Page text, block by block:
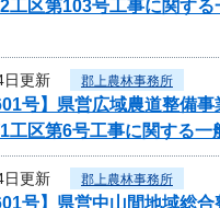
区第103号工事に関する
日更新 郡上農林事務所
号】県営広域農道整備
区第6号工事に関する一
日更新 郡上農林事務所
号】県営中山間地域総